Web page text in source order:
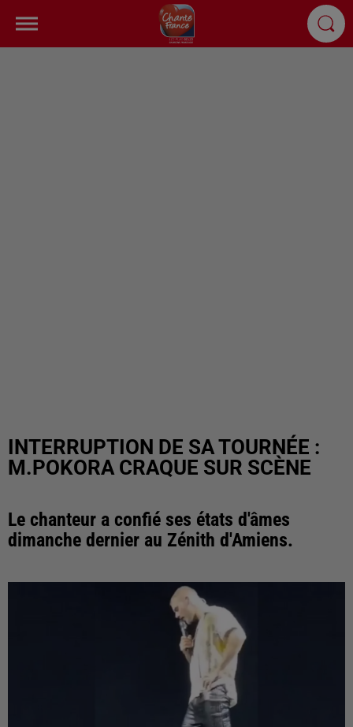
INTERRUPTION DE SA TOURNÉE :
M.POKORA CRAQUE SUR SCÈNE
Le chanteur a confié ses états d'âmes
dimanche dernier au Zénith d'Amiens.